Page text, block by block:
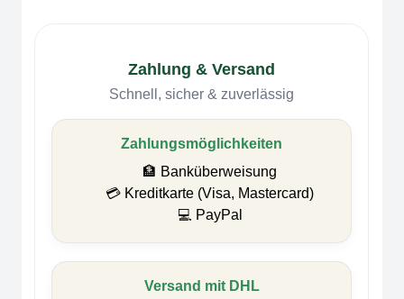
Zahlung & Versand
Schnell, sicher & zuverlässig
Zahlungsmöglichkeiten
🏦 Banküberweisung
💳 Kreditkarte (Visa, Mastercard)
💻 PayPal
Versand mit DHL